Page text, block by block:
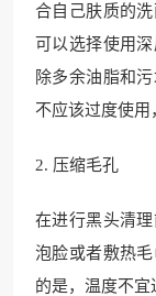
合自己肤质的
可以选择使用
除多余油脂和
不应该过度使用
2. 压缩毛孔
在进行黑头清
泡脸或者敷热
的是，温度不宜